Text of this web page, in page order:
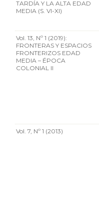
TARDÍA Y LA ALTA EDAD
MEDIA (S. VI-XI)
Vol. 13, Nº 1 (2019):
FRONTERAS Y ESPACIOS
FRONTERIZOS EDAD
MEDIA – ÉPOCA
COLONIAL II
Vol. 7, Nº 1 (2013)